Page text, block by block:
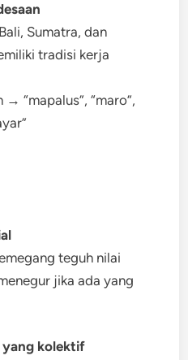
Sumatra, dan
tradisi kerja
“mapalus”, “maro”,
teguh nilai
jika ada yang
yang kolektif